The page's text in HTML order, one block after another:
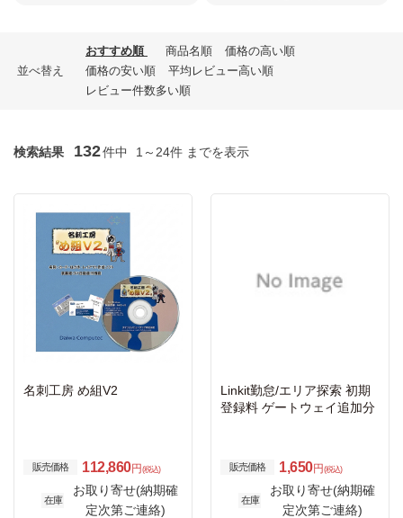
並べ替え
おすすめ順 商品名順
価格の高い順
価格の安い順
平均レビュー高い順
レビュー件数多い順
検索結果 132件中 1～24件 までを表示
名刺工房 め組V2
販売価格 112,860円 (税込)
在庫
お取り寄せ(納期確
定次第ご連絡)
Linkit勤怠/エリア探索 初期
登録料 ゲートウェイ追加分
販売価格 1,650円 (税込)
在庫
お取り寄せ(納期確
定次第ご連絡)